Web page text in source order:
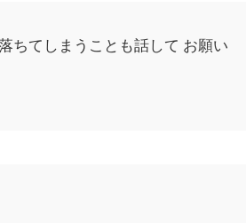
ちてしまうことも話して お願い